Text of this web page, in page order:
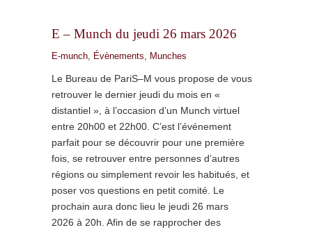
E – Munch du jeudi 26 mars 2026
E-munch, Évènements, Munches
Le Bureau de PariS–M vous propose de vous
retrouver le dernier jeudi du mois en «
distantiel », à l’occasion d’un Munch virtuel
entre 20h00 et 22h00. C’est l’événement
parfait pour se découvrir pour une première
fois, se retrouver entre personnes d’autres
régions ou simplement revoir les habitués, et
poser vos questions en petit comité. Le
prochain aura donc lieu le jeudi 26 mars
2026 à 20h. Afin de se rapprocher des